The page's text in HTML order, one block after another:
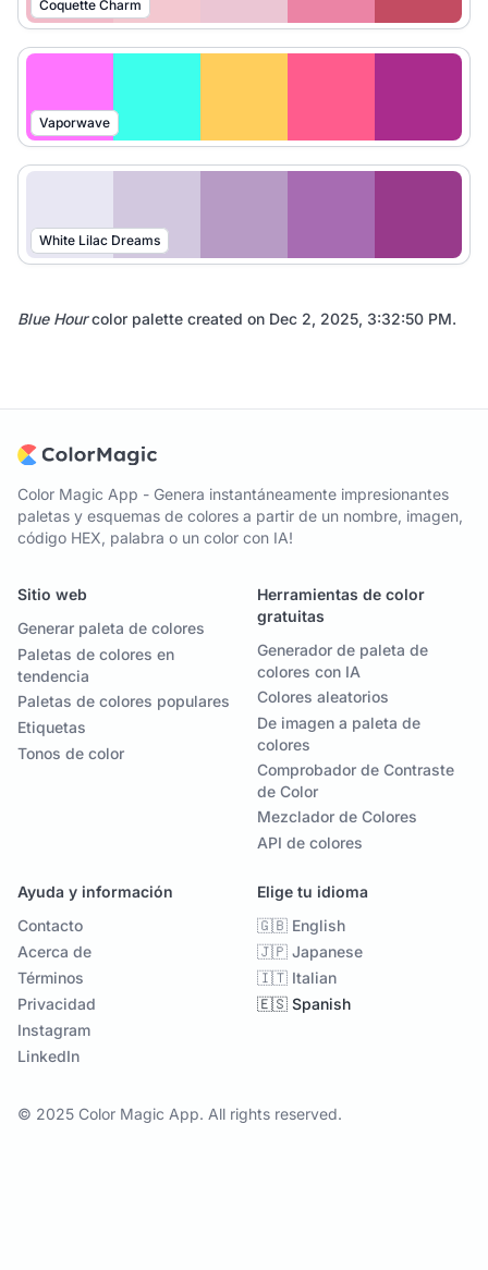
Coquette Charm
Vaporwave
White Lilac Dreams
Blue Hourcolor palette created on Dec 2, 2025, 3:32:50 PM.
Color Magic App - Genera instantáneamente impresionantes
paletas y esquemas de colores a partir de un nombre, imagen,
código HEX, palabra o un color con IA!
Sitio web
Generar paleta de colores
Paletas de colores en
tendencia
Paletas de colores populares
Etiquetas
Tonos de color
Herramientas de color
gratuitas
Generador de paleta de
colores con IA
Colores aleatorios
De imagen a paleta de
colores
Comprobador de Contraste
de Color
Mezclador de Colores
API de colores
Ayuda y información
Contacto
Acerca de
Términos
Privacidad
Instagram
LinkedIn
Elige tu idioma
🇬🇧 English
🇯🇵 Japanese
🇮🇹 Italian
🇪🇸 Spanish
© 2025 Color Magic App. All rights reserved.